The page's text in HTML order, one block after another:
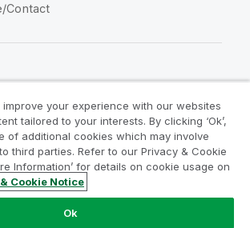
Contact
Condiciones del producto
Política legal
uso
Marcas comerciales
Info
2026 QlikTech International AB.
your experience with our websites
tailored to your interests. By clicking ‘Ok’,
of additional cookies which may involve
third parties. Refer to our Privacy & Cookie
Information’ for details on cookie usage on
Cookie Notice
Ok